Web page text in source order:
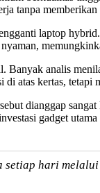
tanpa
laptop
analis
atas kertas,
dianggap
gadget
hari